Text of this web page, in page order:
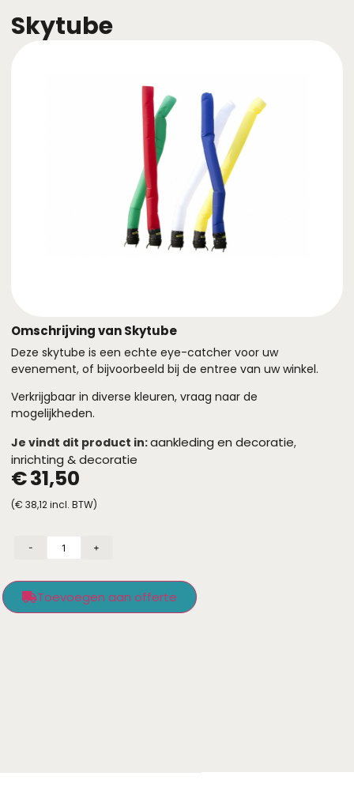
Skytube
Omschrijving van Skytube
Deze skytube is een echte eye-catcher voor uw
evenement, of bijvoorbeeld bij de entree van uw winkel.
Verkrijgbaar in diverse kleuren, vraag naar de
mogelijkheden.
Je vindt dit product in:aankleding en decoratie,
inrichting & decoratie
€31,50
(€ 38,12incl. BTW)
- +
Toevoegen aan offerte